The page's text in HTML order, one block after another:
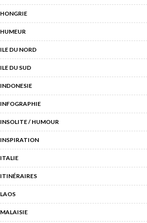
HONGRIE
HUMEUR
ILE DU NORD
ILE DU SUD
INDONESIE
INFOGRAPHIE
INSOLITE / HUMOUR
INSPIRATION
ITALIE
ITINÉRAIRES
LAOS
MALAISIE